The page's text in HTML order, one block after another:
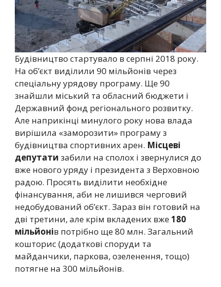
Будівництво стартувало в серпні 2018 року.
На об’єкт виділили 90 мільйонів через
спеціальну урядову програму. Ще 90
знайшли міський та обласний бюджети і
Державний фонд регіонального розвитку.
Але наприкінці минулого року нова влада
вирішила «заморозити» програму з
будівництва спортивних арен. Місцеві
депутати забили на сполох і звернулися до
вже нового уряду і президента з Верховною
радою. Просять виділити необхідне
фінансування, аби не лишився черговий
недобудований об’єкт. Зараз він готовий на
дві третини, але крім вкладених вже180
мільйонів потрібно ще 80 млн. Загальний
кошторис (додаткові споруди та
майданчики, паркова, озеленення, тощо)
потягне на 300 мільйонів.